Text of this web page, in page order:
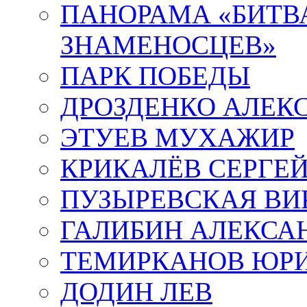
ПАНОРАМА
ЗНАМЕНОСЦЕВ»
ПАРК ПОБЕДЫ
ДРОЗДЕНКО
ЭТУЕВ МУХАЖИР
КРИКАЛЁВ
ПУЗЫРЕВСКАЯ
ГАЛИБИН
ТЕМИРКАНОВ
ДОДИН ЛЕВ